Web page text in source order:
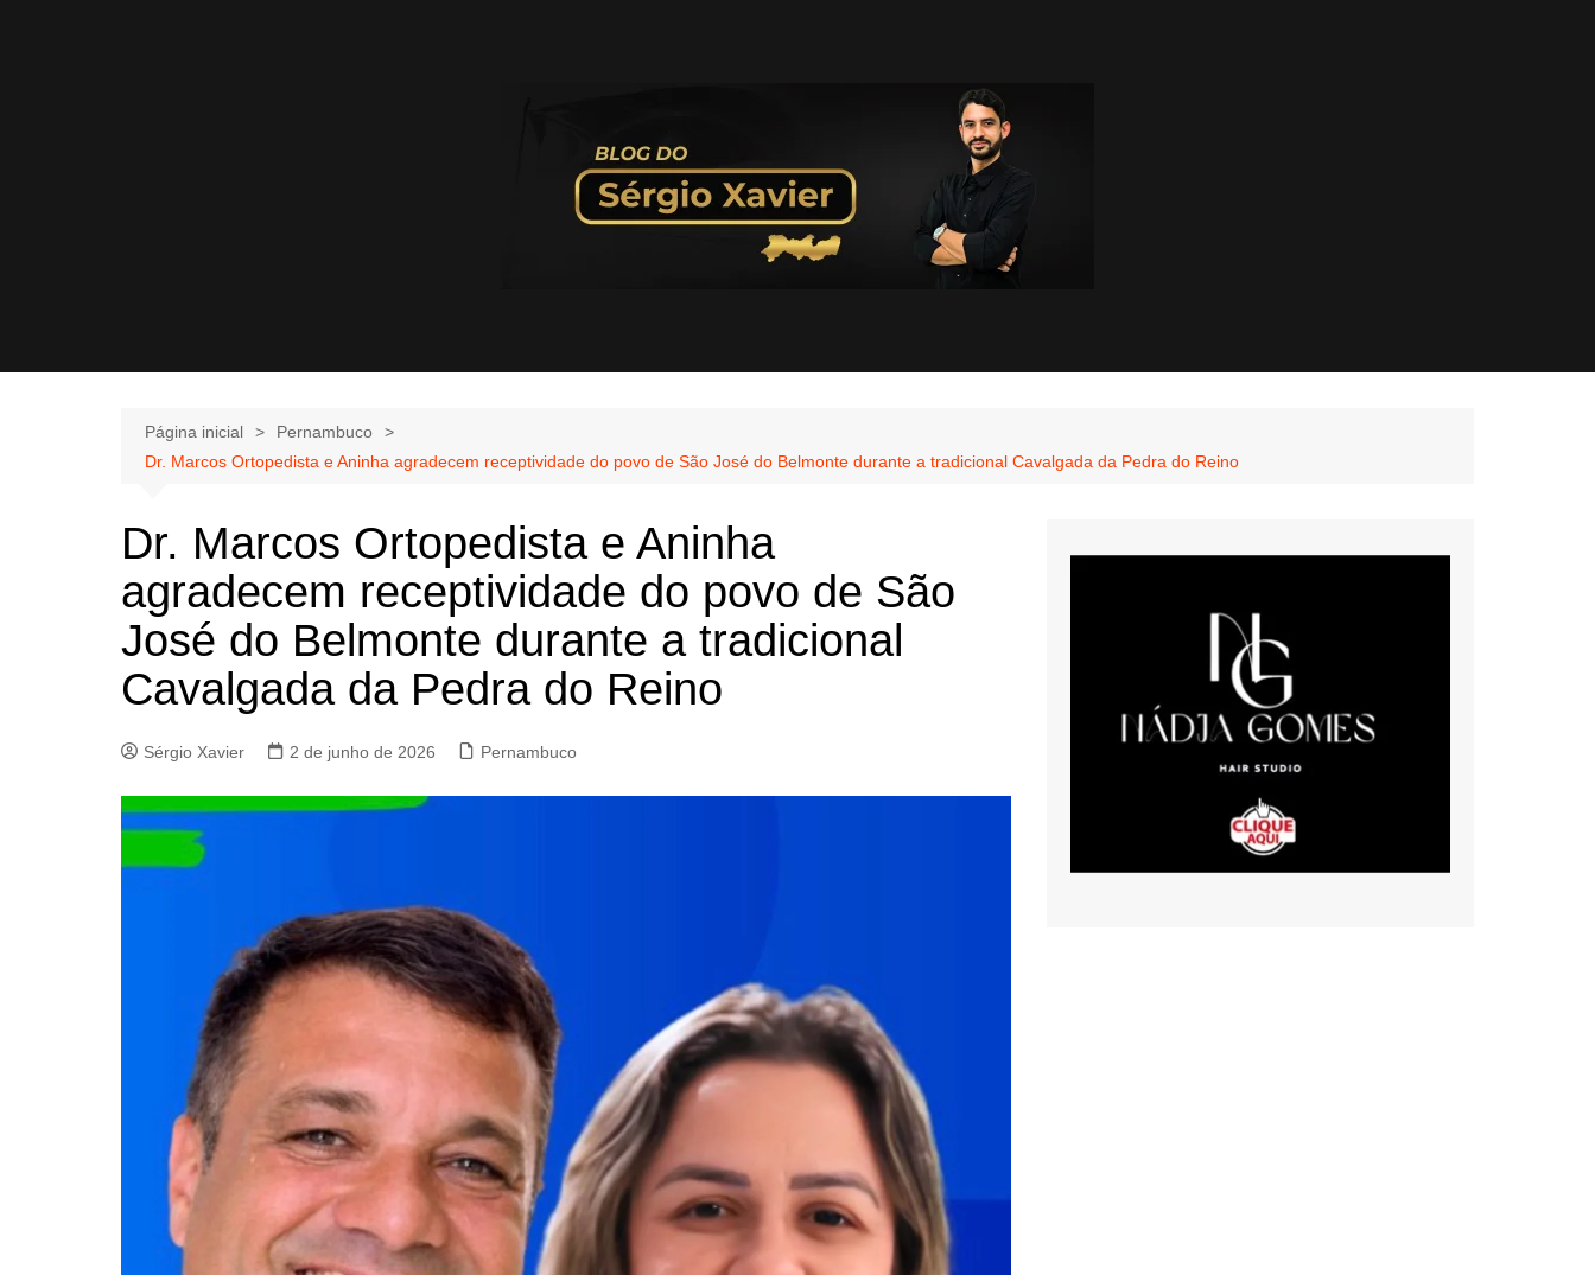
Página inicial
Pernambuco
Dr. Marcos Ortopedista e Aninha agradecem receptividade do povo de São José do Belmonte durante a tradicional Cavalgada da Pedra do Reino
Dr. Marcos Ortopedista e Aninha
agradecem receptividade do povo de São
José do Belmonte durante a tradicional
Cavalgada da Pedra do Reino
Sérgio Xavier 2 de junho de 2026 Pernambuco